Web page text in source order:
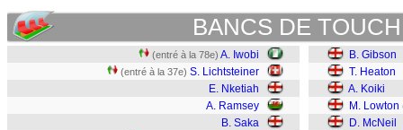
BANCS DE
(entré à la 78e) A. Iwobi
(entré à la 37e) S. Lichtsteiner
E. Nketiah
A. Ramsey
B. Saka
B. Gibson
T. Heaton
A. Koiki
M. Lowton
D. McNeil